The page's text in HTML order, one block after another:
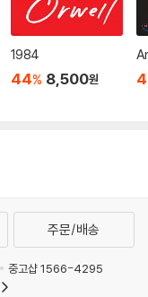
1984
44% 8,500원
주문/배송
중고샵 1566-4295